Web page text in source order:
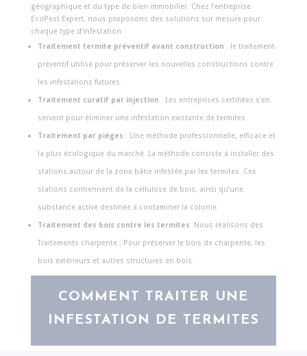
géographique et du type de bien immobilier. Chez l’entreprise
EcoPest Expert, nous proposons des solutions sur mesure pour
chaque type d’infestation :
Traitement termite préventif avant construction : le traitement
préventif utilisé pour préserver les nouvelles constructions contre
les infestations futures.
Traitement curatif par injection : Les entreprises certifiées s’en
servent pour éliminer une infestation existante de termites.
Traitement par pièges : Une méthode professionnelle, efficace et
la plus écologique du marché. La méthode consiste à installer des
stations autour de la zone bâtie infestée par les termites. Ces
stations contiennent de la cellulose de bois, ainsi qu’une
substance active destinée à contaminer la colonie.
Traitement des bois contre les termites: Nous réalisons des
Traitements charpente , Pour préserver le bois de charpente, les
bois extérieurs et autres structures en bois.
COMMENT TRAITER UNE
INFESTATION DE TERMITES